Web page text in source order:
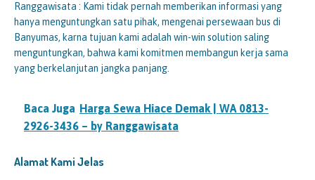
Ranggawisata : Kami tidak pernah memberikan informasi yang
hanya menguntungkan satu pihak, mengenai persewaan bus di
Banyumas, karna tujuan kami adalah win-win solution saling
menguntungkan, bahwa kami komitmen membangun kerja sama
yang berkelanjutan jangka panjang.
Baca Juga Harga Sewa Hiace Demak | WA 0813-
2926-3436 – by Ranggawisata
Alamat Kami Jelas